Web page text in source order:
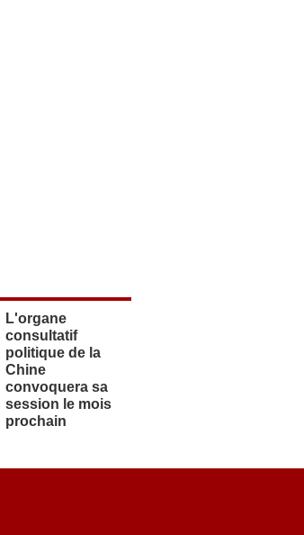
L'organe
consultatif
politique de la
Chine
convoquera sa
session le mois
prochain